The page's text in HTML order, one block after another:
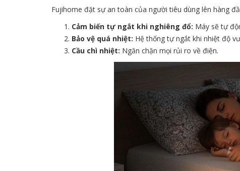
Fujihome đặt sự an toàn của người tiêu dùng lên hàng
Cảm biến tự ngắt khi nghiêng đổ: Máy sẽ tự
Bảo vệ quá nhiệt: Hệ thống tự ngắt khi nhiệt độ
Cầu chì nhiệt: Ngăn chặn mọi rủi ro về điện.